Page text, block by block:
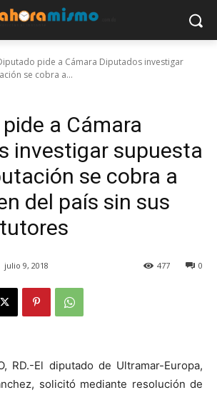
pide a Cámara Diputados investigar
se cobra a...
a Cámara
investigar supuesta
se cobra a
del país sin sus
julio 9, 2018 0
477
RD.-El diputado de Ultramar-Europa,
solicitó mediante resolución de